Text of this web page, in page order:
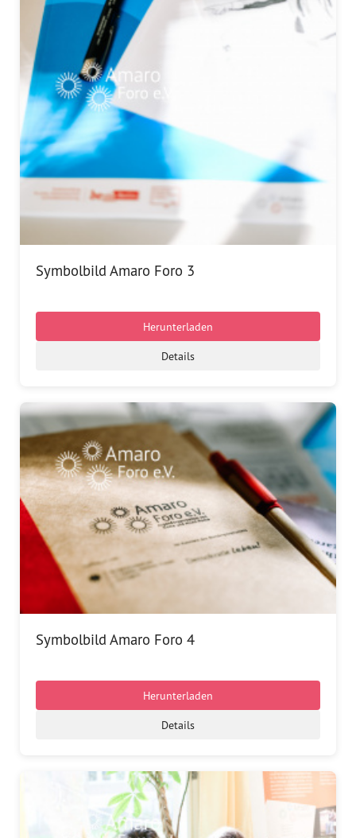
Symbolbild Amaro Foro 3
Herunterladen
Details
Symbolbild Amaro Foro 4
Herunterladen
Details